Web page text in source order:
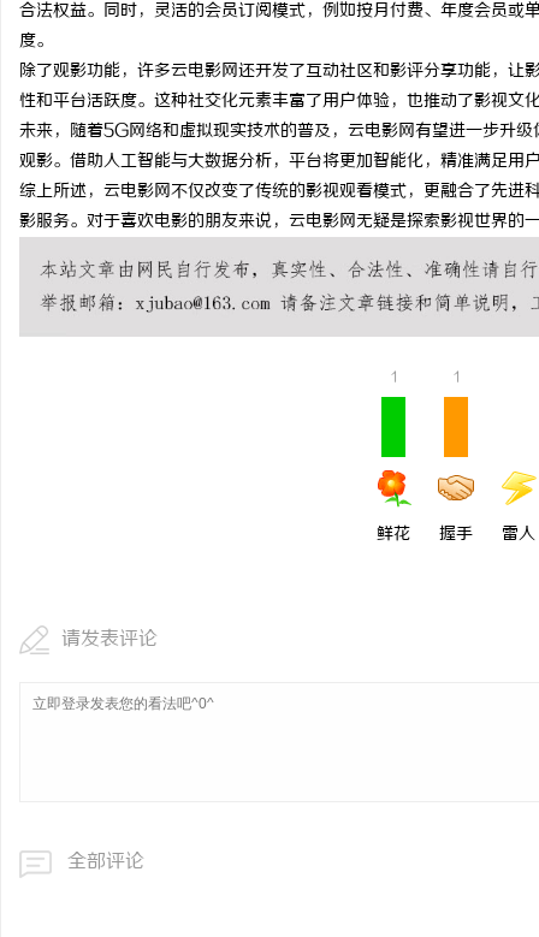
合法权益。同时，灵活的会员订阅模式，例如按月付费、年度会员
度。
除了观影功能，许多云电影网还开发了互动社区和影评分享功能，
性和平台活跃度。这种社交化元素丰富了用户体验，也推动了影视文
未来，随着5G网络和虚拟现实技术的普及，云电影网有望进一步升
观影。借助人工智能与大数据分析，平台将更加智能化，精准满足用
综上所述，云电影网不仅改变了传统的影视观看模式，更融合了先
影服务。对于喜欢电影的朋友来说，云电影网无疑是探索影视世界的
1
鲜花
1
握手 雷人
请发表评论
全部评论
武汉配眼镜 上海配眼镜